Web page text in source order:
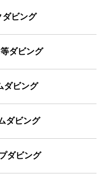
ダビング
ダビング
ダビング
ダビング
ダビング